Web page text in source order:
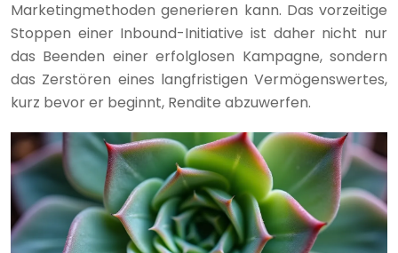
Marketingmethoden generieren kann. Das vorzeitige
Stoppen einer Inbound-Initiative ist daher nicht nur
das Beenden einer erfolglosen Kampagne, sondern
das Zerstören eines langfristigen Vermögenswertes,
kurz bevor er beginnt, Rendite abzuwerfen.